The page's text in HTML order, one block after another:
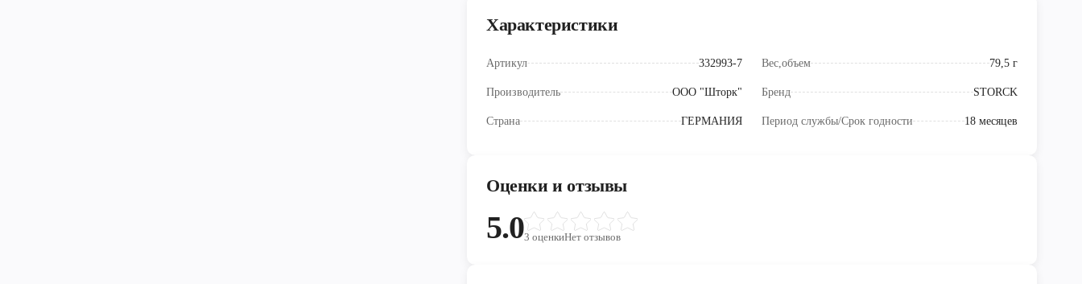
Характеристики
Артикул 332993-7 Вес,объем 79,5 г
Производитель ООО "Шторк" Бренд STORCK
Страна ГЕРМАНИЯ Период службы/Срок годности 18 месяцев
Оценки и отзывы
5.03 оценкиНет отзывов